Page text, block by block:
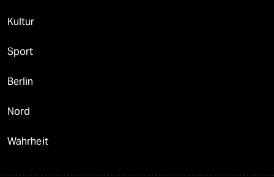
Kultur
Sport
Berlin
Nord
Wahrheit